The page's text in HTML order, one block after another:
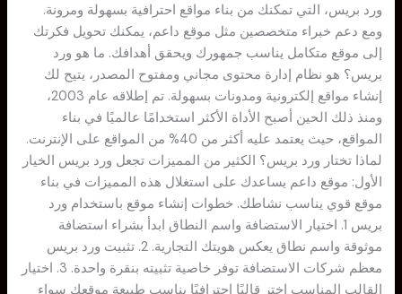
ورد بريس، التي تمكنك من بناء مواقع احترافية بسهولة ومرونة.
ومع دعم خبراء متخصصين مثل موقع داعم، يمكنك تحويل فكرتك
إلى موقع متكامل يناسب جمهورك ويحقق أهدافك. ما هو ورد
بريس؟ هو نظام إدارة محتوى مجاني ومفتوح المصدر، يتيح لك
إنشاء مواقع إلكترونية ومدونات بسهولة. تم إطلاقه عام 2003،
ومنذ ذلك الحين أصبح الأداة الأكثر استخدامًا عالميًا في بناء
المواقع، حيث يعتمد عليه أكثر من 40% من المواقع على الإنترنت.
لماذا تختار ورد بريس؟ الكثير من المميزات تجعل ورد بريس الخيار
الأول: موقع داعم يساعدك على استغلال هذه المميزات في بناء
موقع قوي يناسب نشاطك. خطوات إنشاء موقع باستخدام ورد
بريس 1. اختيار الاستضافة واسم النطاق ابدأ بشراء استضافة
موثوقة واسم نطاق يعكس هويتك التجارية. 2. تثبيت ورد بريس
معظم شركات الاستضافة توفر خاصية تثبيته بنقرة واحدة. 3. اختيار
القالب المناسب اختر قالبًا احترافيًا يناسب طبيعة موقعك سواء